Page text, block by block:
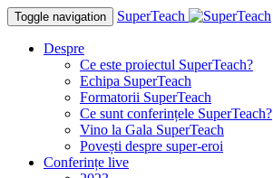
Toggle navigation SuperTeach
Despre
Ce este proiectul SuperTeach?
Echipa SuperTeach
Formatorii SuperTeach
Ce sunt conferințele SuperTeach?
Vino la Gala SuperTeach
Povești despre super-eroi
Conferințe live